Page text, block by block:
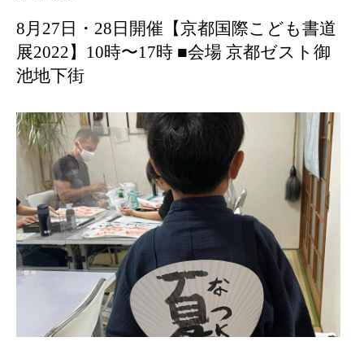
8月27日・28日開催【京都国際こども書道
展2022】10時〜17時 ■会場 京都ゼスト御
池地下街